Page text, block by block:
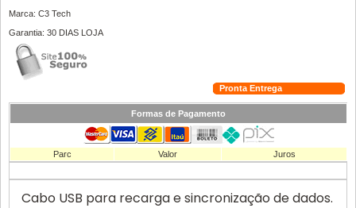
Marca: C3 Tech
Garantia: 30 DIAS LOJA
Pronta Entrega
Formas de Pagamento
Parc Valor Juros
Cabo USB para recarga e sincronização de dados.